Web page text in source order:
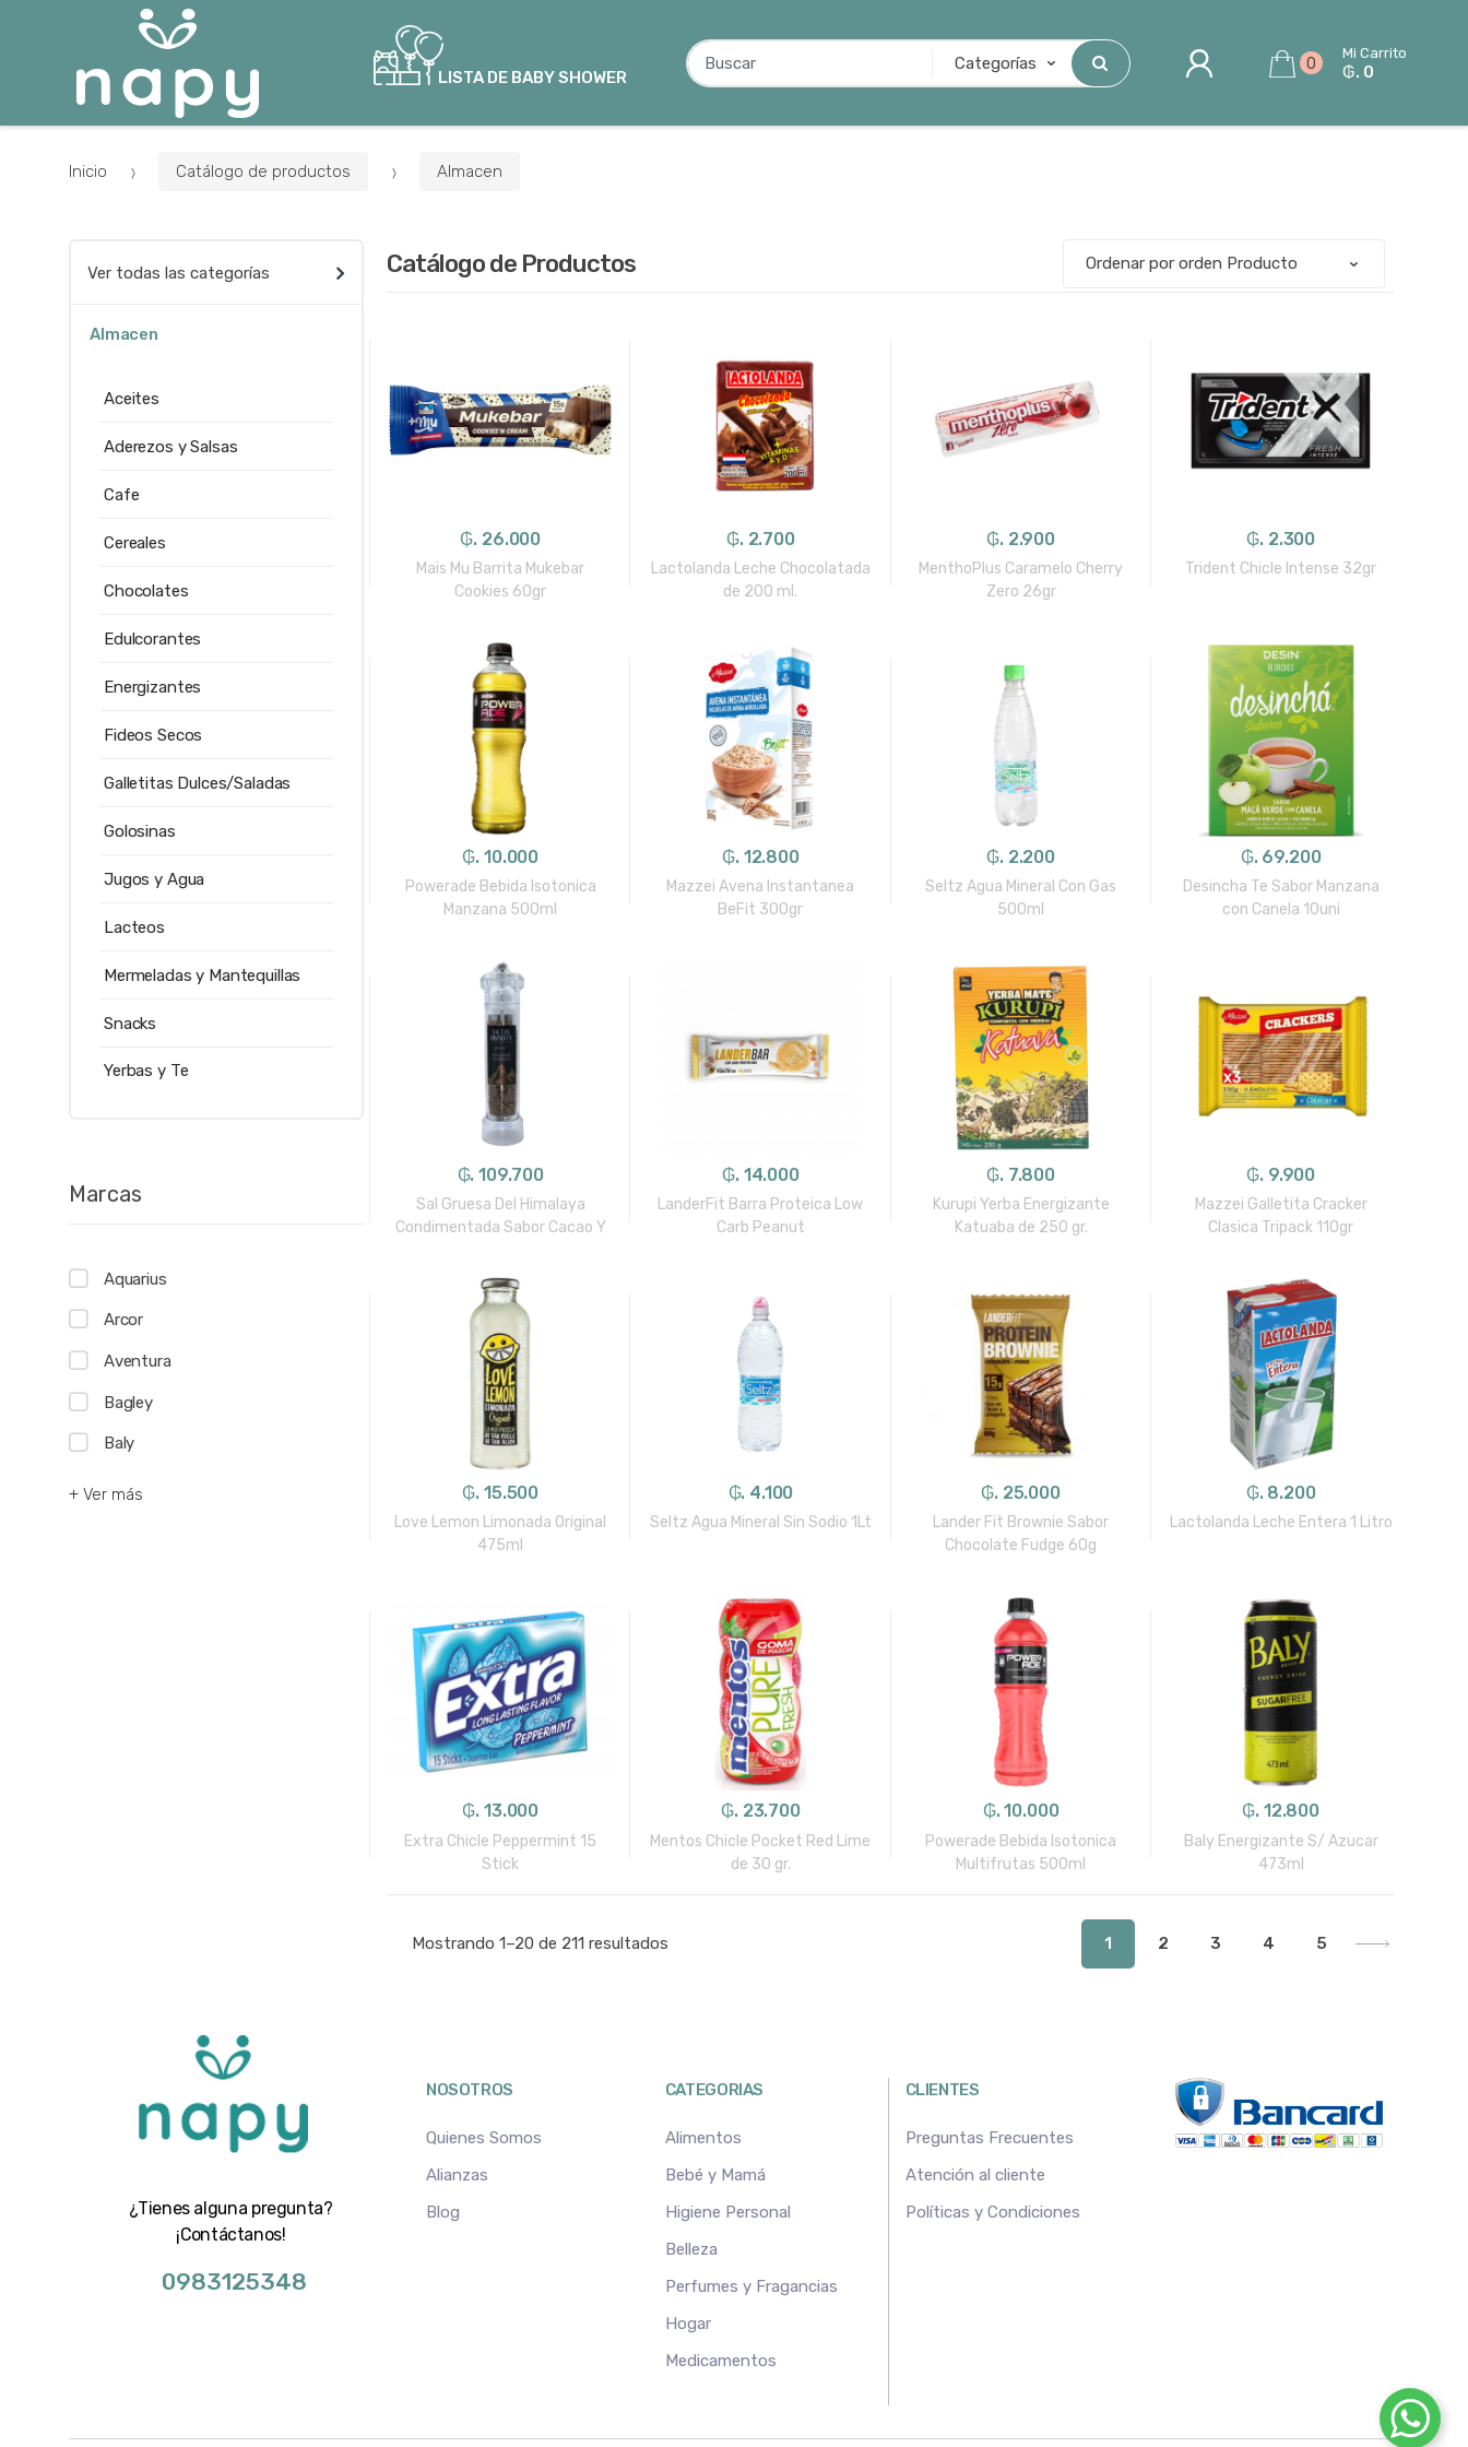
LISTA DE BABY SHOWER
B
u
c
0
Mi Carrito
₲. 0
Inicio Catálogo de productos Almacen
Catálogo de Productos
₲. 26.000
Mais Mu Barrita Mukebar
Cookies 60gr
₲. 2.700
Lactolanda Leche Chocolatada
de 200 ml.
₲. 2.900
MenthoPlus Caramelo Cherry
Zero 26gr
₲. 2.300
Trident Chicle Intense 32gr
₲. 10.000
Powerade Bebida Isotonica
Manzana 500ml
₲. 12.800
Mazzei Avena Instantanea
BeFit 300gr
₲. 2.200
Seltz Agua Mineral Con Gas
500ml
₲. 69.200
Desincha Te Sabor Manzana
con Canela 10uni
₲. 109.700
Sal Gruesa Del Himalaya
Condimentada Sabor Cacao Y
₲. 14.000
LanderFit Barra Proteica Low
Carb Peanut
₲. 7.800
Kurupi Yerba Energizante
Katuaba de 250 gr.
₲. 9.900
Mazzei Galletita Cracker
Clasica Tripack 110gr
₲. 15.500
Love Lemon Limonada Original
475ml
₲. 4.100
Seltz Agua Mineral Sin Sodio 1Lt
₲. 25.000
Lander Fit Brownie Sabor
Chocolate Fudge 60g
₲. 8.200
Lactolanda Leche Entera 1 Litro
₲. 13.000
Extra Chicle Peppermint 15
Stick
₲. 23.700
Mentos Chicle Pocket Red Lime
de 30 gr.
₲. 10.000
Powerade Bebida Isotonica
Multifrutas 500ml
₲. 12.800
Baly Energizante S/ Azucar
473ml
Mostrando 1–20 de 211 resultados 1 2 3 4 5
Ver todas las categorías
Almacen
Aceites
Aderezos y Salsas
Cafe
Cereales
Chocolates
Edulcorantes
Energizantes
Fideos Secos
Galletitas Dulces/Saladas
Golosinas
Jugos y Agua
Lacteos
Mermeladas y Mantequillas
Snacks
Yerbas y Te
Marcas
Aquarius
Arcor
Aventura
Bagley
Baly
+ Ver más
¿Tienes alguna pregunta?
¡Contáctanos!
0983125348
NOSOTROS
Quienes Somos
Alianzas
Blog
CATEGORIAS
Alimentos
Bebé y Mamá
Higiene Personal
Belleza
Perfumes y Fragancias
Hogar
Medicamentos
CLIENTES
Preguntas Frecuentes
Atención al cliente
Políticas y Condiciones